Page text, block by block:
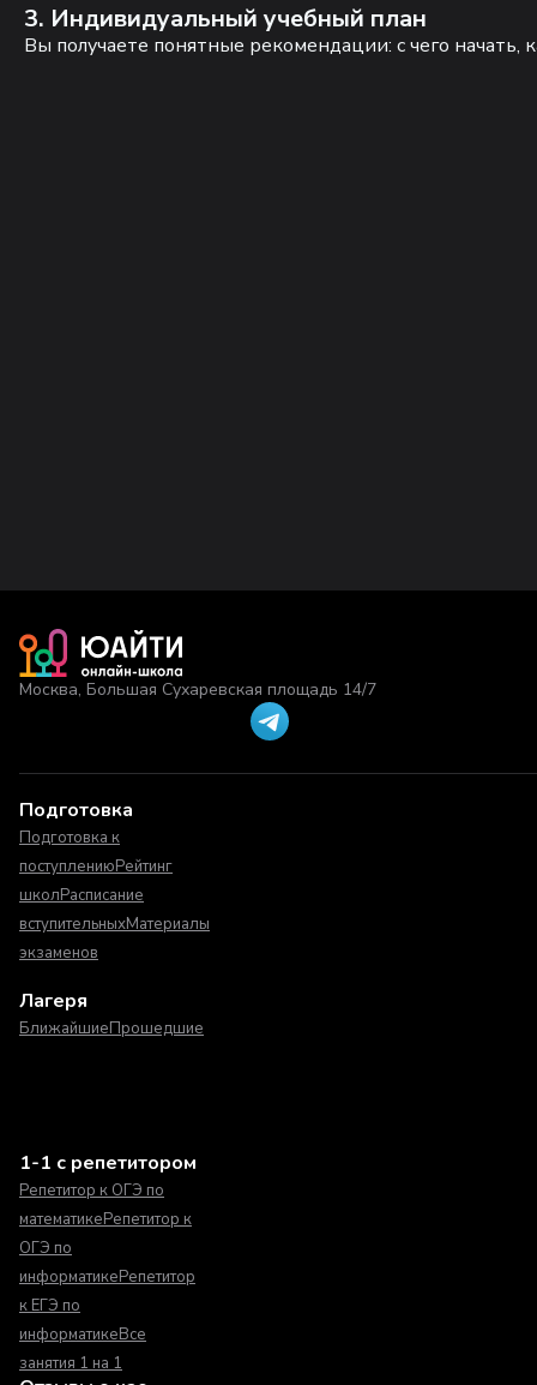
3. Индивидуальный учебный план
Вы получаете понятные рекомендации: с чего начать,
Москва, Большая Сухаревская площадь 14/7
Подготовка
Подготовка к
поступлениюРейтинг
школРасписание
вступительныхМатериалы
экзаменов
Лагеря
БлижайшиеПрошедшие
1-1 с репетитором
Репетитор к ОГЭ по
математикеРепетитор к
ОГЭ по
информатикеРепетитор
к ЕГЭ по
информатикеВсе
занятия 1 на 1